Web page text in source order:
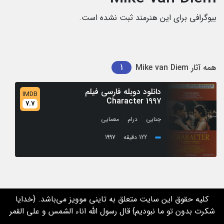
بیوگرافی برای این هنرمند ثبت نشده است.
همه آثار Mike van Diem
1
دانلود دوبله فارسی فیلم
Character 1997
IMDB
7.7
جنایی درام
معمایی
122 دقیقه
1997
کلیه حقوق این سایت متعلق به تاینی موویز می‌باشد. {خدایا
شکرت بدون تو ما نبودیم} قال رسول الله اناء الشمس و علی القمر